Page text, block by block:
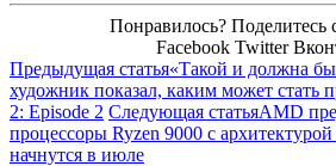
Понравилось? Поделитесь
Facebook Twitter
Предыдущая статья«Такой и должна
художник показал, каким может стать
2: Episode 2 Следующая статьяAMD
процессоры Ryzen 9000 с
начнутся в июле